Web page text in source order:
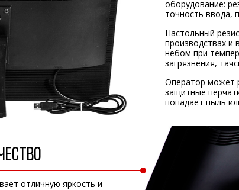
оборудование:
точность ввода,
Настольный
производствах и
небом при
загрязнения,
Оператор может
защитные
попадает пыль
отличную яркость и